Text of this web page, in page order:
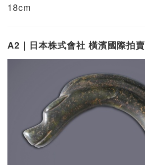
18cm
A2｜日本株式會社 橫濱國際拍賣